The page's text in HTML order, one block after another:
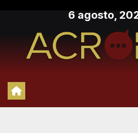
contenido
6 agosto,